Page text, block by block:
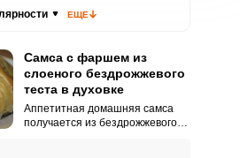
ЕЩЕ
Самса с фаршем из
слоеного бездрожжевого
теста в духовке
Аппетитная домашняя самса
получается из бездрожжевого